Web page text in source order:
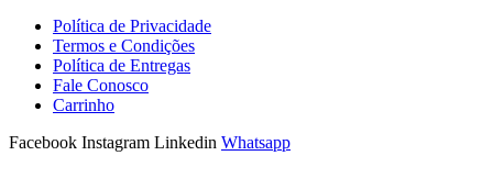
Política de Privacidade
Termos e Condições
Política de Entregas
Fale Conosco
Carrinho
Facebook Instagram Linkedin Whatsapp